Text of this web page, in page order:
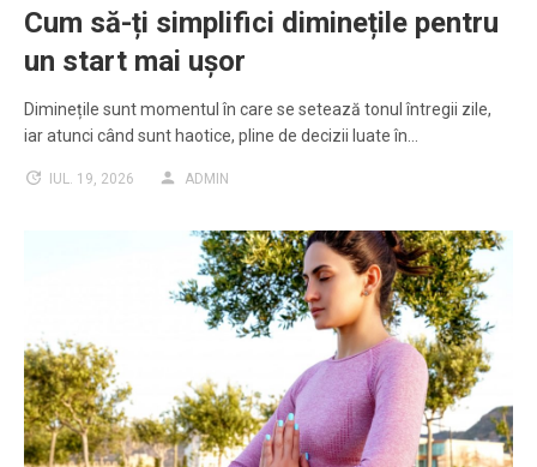
Cum să-ți simplifici diminețile pentru
un start mai ușor
Diminețile sunt momentul în care se setează tonul întregii zile,
iar atunci când sunt haotice, pline de decizii luate în…
IUL. 19, 2026 ADMIN